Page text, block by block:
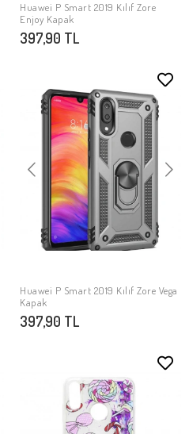
SEPETE EKLE
Huawei P Smart 2019 Kılıf Zore
Enjoy Kapak
397,90 TL
SEPETE EKLE
Huawei P Smart 2019 Kılıf Zore Vega
Kapak
397,90 TL